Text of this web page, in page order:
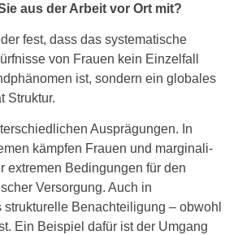
aus der Arbeit vor Ort mit?
fest, dass das sys­te­ma­ti­sche
von Frauen kein Einzelfall
ist, son­dern ein glo­ba­les
Struktur.
Ausprägungen. In
kämp­fen Frauen und mar­gi­na­li­
extre­men Bedingungen für den
Versorgung. Auch in
struk­tu­rel­le Benachteiligung – obwohl
Ein Beispiel dafür ist der Umgang